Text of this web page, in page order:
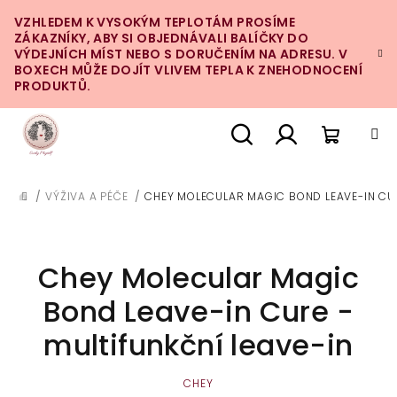
na
obsah
VZHLEDEM K VYSOKÝM TEPLOTÁM PROSÍME
ZÁKAZNÍKY, ABY SI OBJEDNÁVALI BALÍČKY DO
VÝDEJNÍCH MÍST NEBO S DORUČENÍM NA ADRESU. V
BOXECH MŮŽE DOJÍT VLIVEM TEPLA K ZNEHODNOCENÍ
PRODUKTŮ.
DOMŮ
/ VÝŽIVA A PÉČE / CHEY MOLECULAR MAGIC BOND LEAVE-IN
Chey Molecular Magic
Bond Leave-in Cure -
multifunkční leave-in
CHEY